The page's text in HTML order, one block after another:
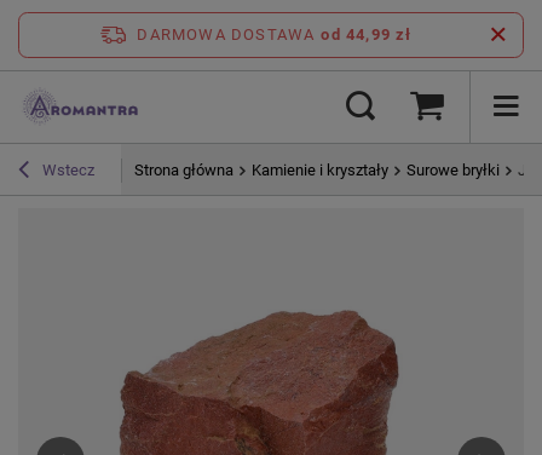
DARMOWA DOSTAWA od 44,99 zł
Wstecz Strona główna Kamienie i kryształy Surowe bryłki